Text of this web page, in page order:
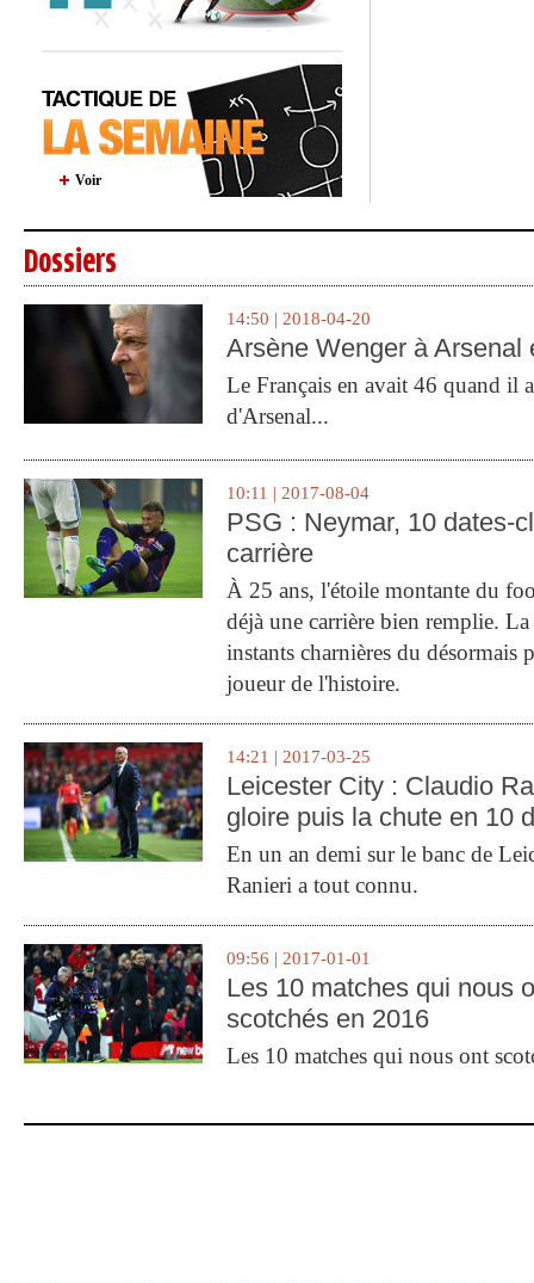
Voir
Dossiers
14:50 | 2018-04-20
Arsène Wenger à Arsenal
Le Français en avait 46 quand il
d'Arsenal...
10:11 | 2017-08-04
PSG : Neymar, 10 dates-
carrière
À 25 ans, l'étoile montante du
déjà une carrière bien remplie.
instants charnières du désormais
joueur de l'histoire.
14:21 | 2017-03-25
Leicester City : Claudio
gloire puis la chute en 10
En un an demi sur le banc de
Ranieri a tout connu.
09:56 | 2017-01-01
Les 10 matches qui nous
scotchés en 2016
Les 10 matches qui nous ont